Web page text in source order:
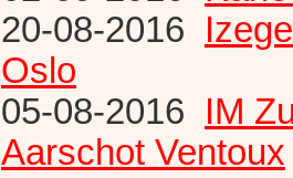
20-08-2016
Oslo
05-08-2016 IM
Aarschot Ventoux